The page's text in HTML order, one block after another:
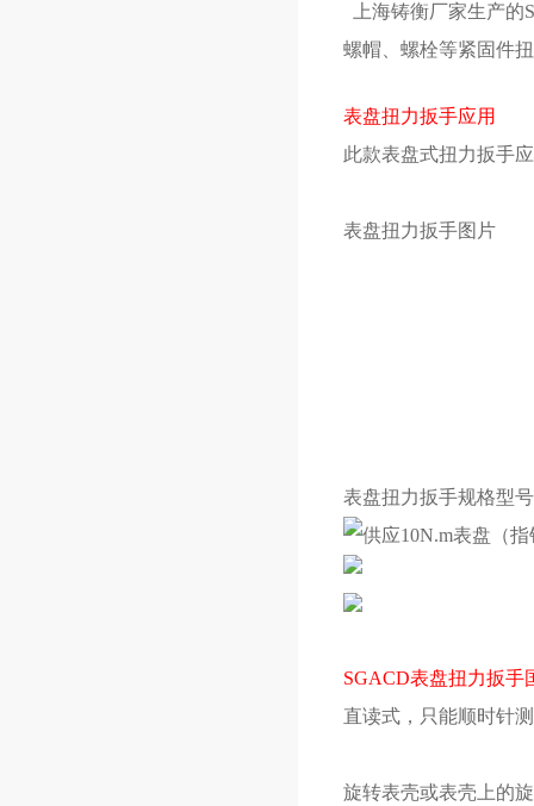
上海铸衡厂家生产的
螺帽、螺栓等紧固件
表盘扭力扳手应用
此款表盘式扭力扳手
表盘扭力扳手图片
表盘扭力扳手规格型号
SGACD表盘扭力扳手
直读式，只能顺时针
旋转表壳或表壳上的